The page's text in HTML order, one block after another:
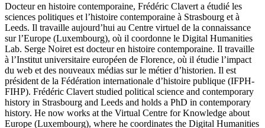
Docteur en histoire contemporaine, Frédéric Clavert a étudié les
sciences politiques et l’histoire contemporaine à Strasbourg et à
Leeds. Il travaille aujourd’hui au Centre virtuel de la connaissance
sur l’Europe (Luxembourg), où il coordonne le Digital Humanities
Lab. Serge Noiret est docteur en histoire contemporaine. Il travaille
à l’Institut universitaire européen de Florence, où il étudie l’impact
du web et des nouveaux médias sur le métier d’historien. Il est
président de la Fédération internationale d’histoire publique (IFPH-
FIHP). Frédéric Clavert studied political science and contemporary
history in Strasbourg and Leeds and holds a PhD in contemporary
history. He now works at the Virtual Centre for Knowledge about
Europe (Luxembourg), where he coordinates the Digital Humanities